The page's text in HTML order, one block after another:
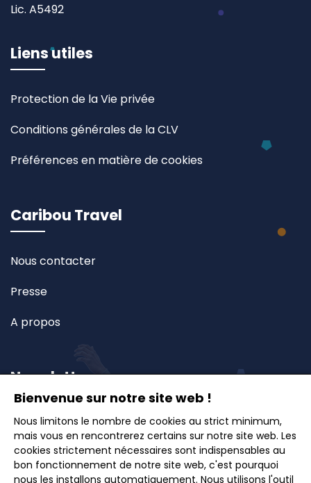
Lic. A5492
Liens utiles
Protection de la Vie privée
Conditions générales de la CLV
Préférences en matière de cookies
Caribou Travel
Nous contacter
Presse
A propos
Newsletter
Inscrivez-vous à notre newsletter et recevez en
avant-première nos offres exclusives, idées de
voyages et conseils pour des escapades inoubliables.
Bienvenue sur notre site web !
Nous limitons le nombre de cookies au strict minimum,
mais vous en rencontrerez certains sur notre site web. Les
cookies strictement nécessaires sont indispensables au
bon fonctionnement de notre site web, c'est pourquoi
nous les installons automatiquement. Nous utilisons l'outil